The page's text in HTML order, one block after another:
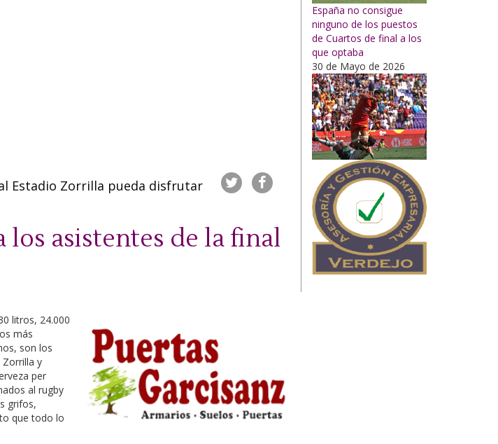
Estadio Zorrilla pueda disfrutar
los asistentes de la final
litros, 24.000
más
son los
y
per
al rugby
grifos,
que todo lo
España no consigue
ninguno de los puestos
de Cuartos de final a los
que optaba
30 de Mayo de 2026